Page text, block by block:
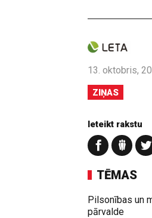
13. oktobris,
ZIŅAS
Ieteikt rakstu
TĒMAS
Pilsonības un
pārvalde